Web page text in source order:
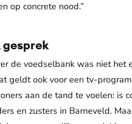
op concrete nood.”
gesprek
de voedselbank was niet
geldt ook voor een tv-
aan de tand te voelen: is
en zusters in Barneveld.